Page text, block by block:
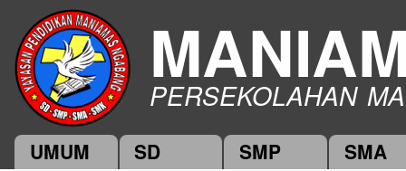
PERSEKOLAHAN
Main menu
UMUM SD SMP SMA